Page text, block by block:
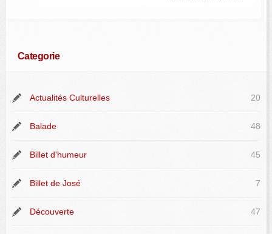
Categorie
Actualités Culturelles 20
Balade 48
Billet d'humeur 45
Billet de José 7
Découverte 47